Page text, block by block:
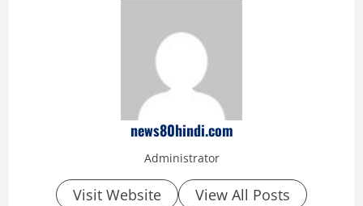
news80hindi.com
Administrator
Visit Website View All Posts